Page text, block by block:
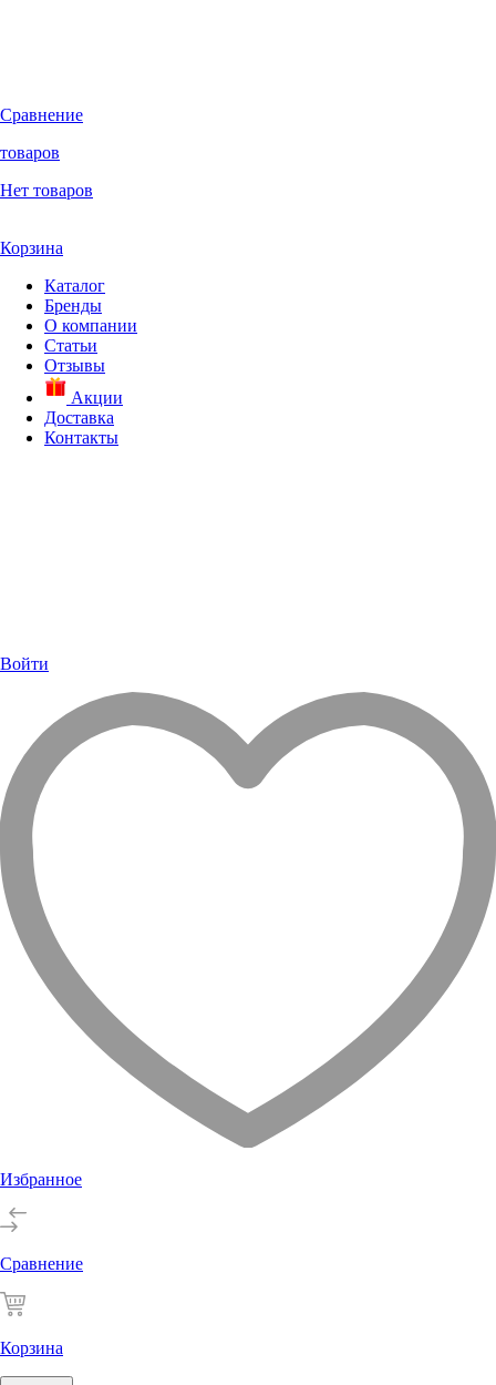
Сравнение
товаров
Нет товаров
Корзина
Каталог
Бренды
О компании
Статьи
Отзывы
Акции
Доставка
Контакты
Войти
Избранное
Сравнение
Корзина